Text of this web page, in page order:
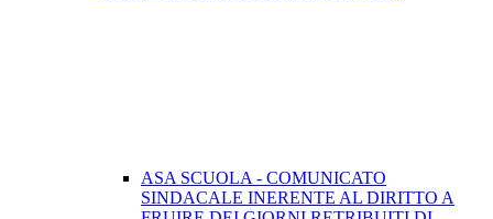
ASA SCUOLA - COMUNICATO
SINDACALE INERENTE AL DIRITTO A